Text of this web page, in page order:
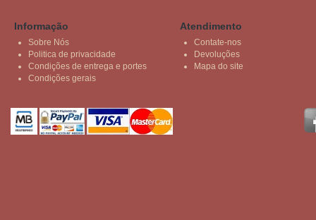
Informação
Sobre Nós
Politica de privacidade
Condições de entrega e portes
Condições gerais
Atendimento
Contate-nos
Devoluções
Mapa do site